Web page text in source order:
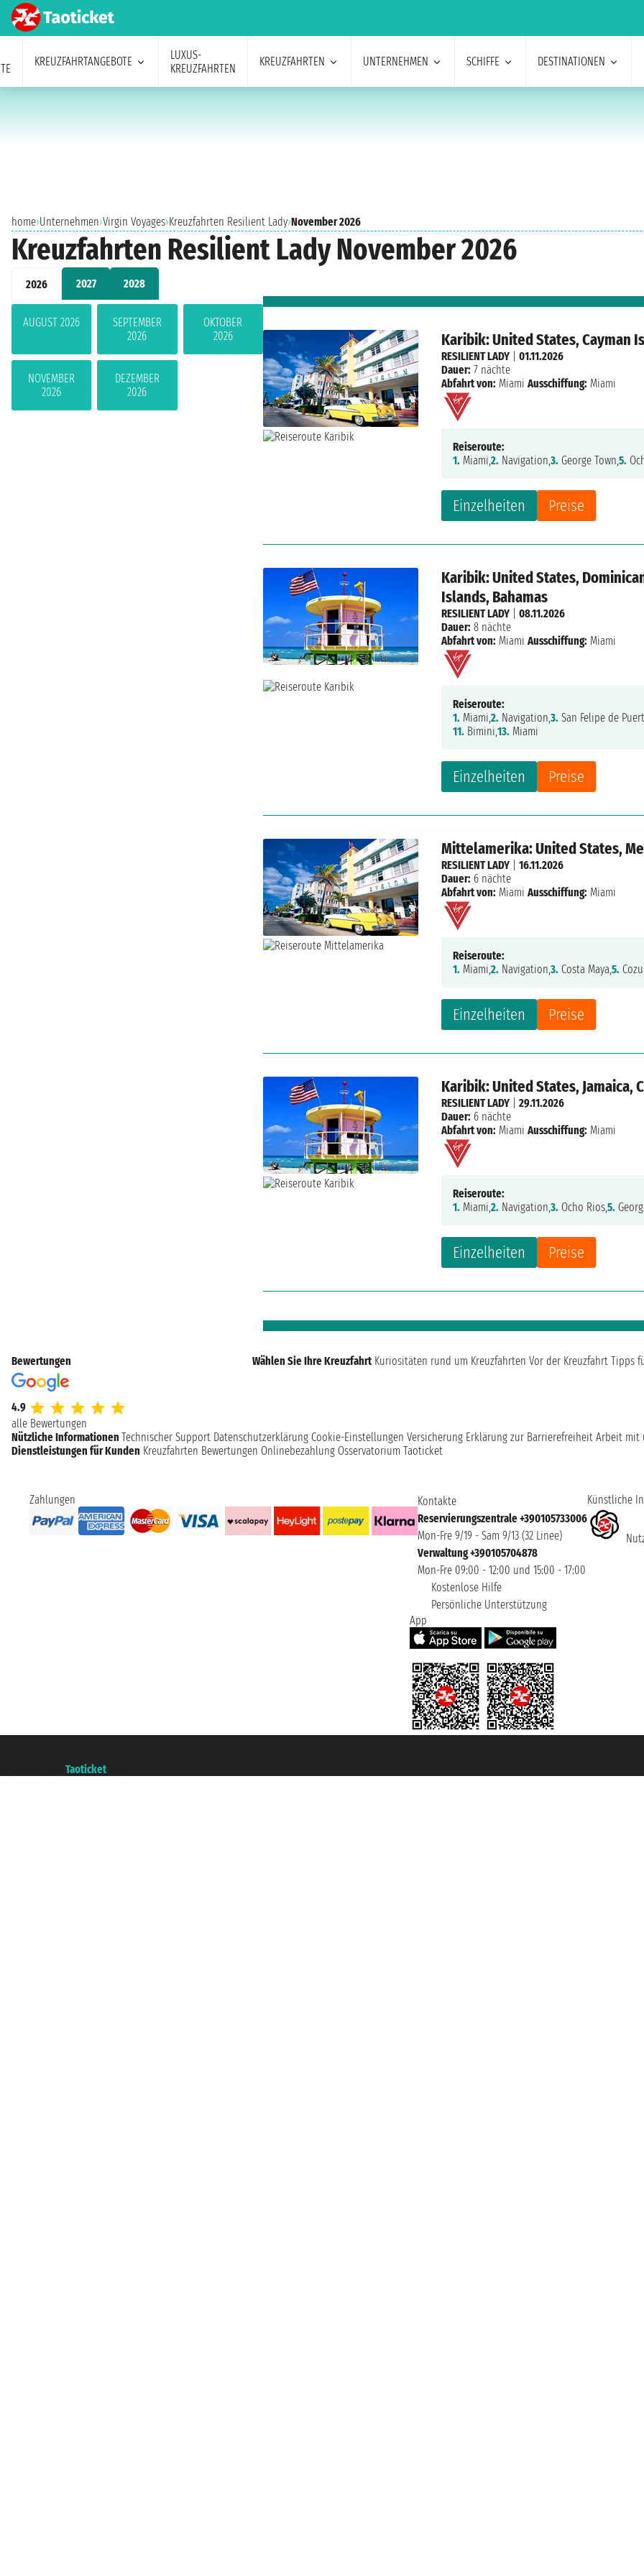
KREUZFAHRTANGEBOTE
LUXUS-
KREUZFAHRTEN
KREUZFAHRTEN UNTERNEHMEN SCHIFFE DESTINATIONEN
home›Unternehmen›Virgin Voyages›Kreuzfahrten Resilient Lady›November 2026
Kreuzfahrten Resilient Lady November 2026
2026 2027 2028
AUGUST 2026
SEPTEMBER
2026
OKTOBER
2026
NOVEMBER
2026
DEZEMBER
2026
Karibik: United States, Cayman
Einzelheiten Preise
RESILIENT LADY |01.11.2026
Dauer: 7 nächte
Abfahrt von: Miami Ausschiffung: Miami
Reiseroute:
1. Miami,2. Navigation,3. George Town,5.
Karibik: United States,
Islands, Bahamas
Einzelheiten Preise
RESILIENT LADY |08.11.2026
Dauer: 8 nächte
Abfahrt von: Miami Ausschiffung: Miami
Reiseroute:
1. Miami,2. Navigation,3. San Felipe de
11. Bimini,13. Miami
Mittelamerika: United States,
Einzelheiten Preise
RESILIENT LADY |16.11.2026
Dauer: 6 nächte
Abfahrt von: Miami Ausschiffung: Miami
Reiseroute:
1. Miami,2. Navigation,3. Costa Maya,5.
Karibik: United States, Jamaica,
Einzelheiten Preise
RESILIENT LADY |29.11.2026
Dauer: 6 nächte
Abfahrt von: Miami Ausschiffung: Miami
Reiseroute:
1. Miami,2. Navigation,3. Ocho Rios,5.
Bewertungen
4.9
alle Bewertungen
Wählen Sie Ihre Kreuzfahrt Kuriositäten rund um Kreuzfahrten Vor der Kreuzfahrt Tipps
Nützliche Informationen Technischer Support Datenschutzerklärung Cookie-Einstellungen Versicherung Erklärung zur Barrierefreiheit Arbeit mit
Dienstleistungen für Kunden Kreuzfahrten Bewertungen Onlinebezahlung Osservatorium Taoticket
Zahlungen
Kontakte
Reservierungszentrale +390105733006
Mon-Fre 9/19 - Sam 9/13 (32 Linee)
Verwaltung +390105704878
Mon-Fre 09:00 - 12:00 und 15:00 - 17:00
Kostenlose Hilfe
Persönliche Unterstützung
Künstliche
App
Taoticket